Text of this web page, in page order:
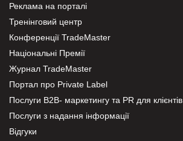
Реклама на порталі
Тренінговий центр
Конференції TradeMaster
Національні Премії
Журнал TradeMaster
Портал про Private Label
Послуги В2В- маркетингу та PR для клієнтів
Послуги з надання інформації
Відгуки